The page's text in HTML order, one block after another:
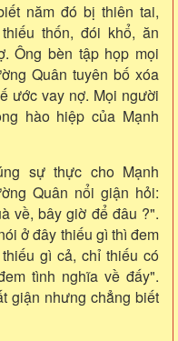
năm đó bị thiên tai,
thốn, đói khổ, ăn
Ông bèn tập họp mọi
Quân tuyên bố xóa
ước vay nợ. Mọi người
hào hiệp của Mạnh
sự thực cho Mạnh
Quân nổi giận hỏi:
về, bây giờ để đâu ?".
ở đây thiếu gì thì đem
gì cả, chỉ thiếu có
tình nghĩa về đấy".
giận nhưng chẳng biết